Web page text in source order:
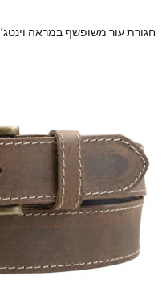
חגורת עור משופשף במראה וינטג’